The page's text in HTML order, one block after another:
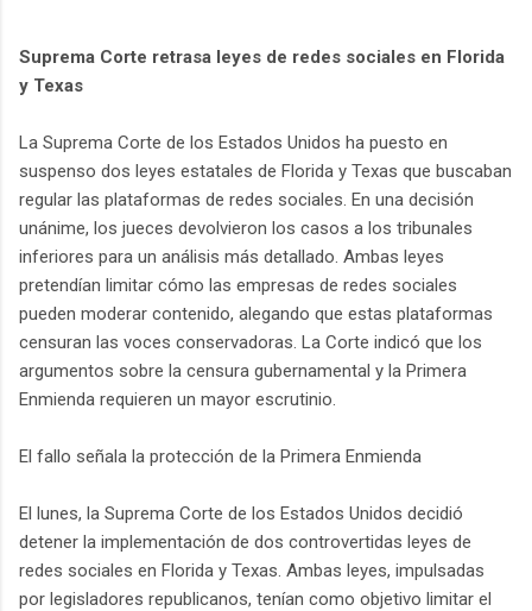
Suprema Corte retrasa leyes de redes sociales en Florida
y Texas
La Suprema Corte de los Estados Unidos ha puesto en
suspenso dos leyes estatales de Florida y Texas que buscaban
regular las plataformas de redes sociales. En una decisión
unánime, los jueces devolvieron los casos a los tribunales
inferiores para un análisis más detallado. Ambas leyes
pretendían limitar cómo las empresas de redes sociales
pueden moderar contenido, alegando que estas plataformas
censuran las voces conservadoras. La Corte indicó que los
argumentos sobre la censura gubernamental y la Primera
Enmienda requieren un mayor escrutinio.
El fallo señala la protección de la Primera Enmienda
El lunes, la Suprema Corte de los Estados Unidos decidió
detener la implementación de dos controvertidas leyes de
redes sociales en Florida y Texas. Ambas leyes, impulsadas
por legisladores republicanos, tenían como objetivo limitar el